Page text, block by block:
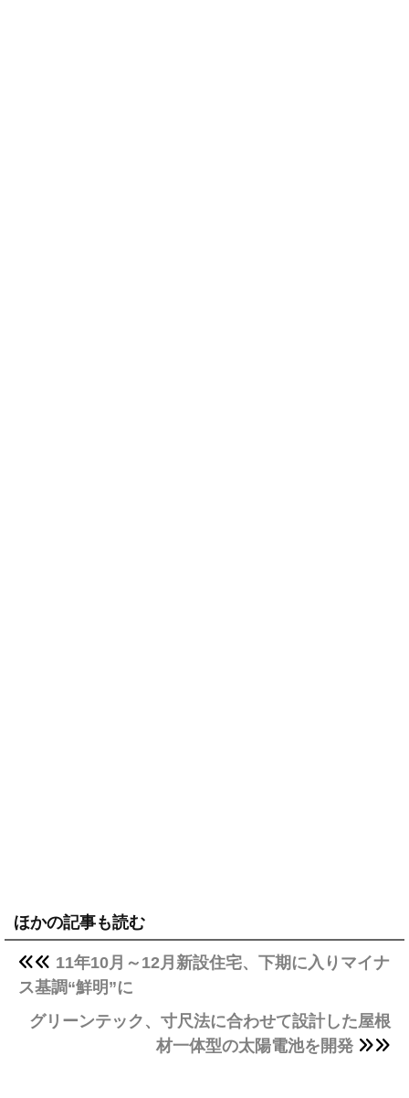
ほかの記事も読む
11年10月～12月新設住宅、下期に入りマイナ
ス基調“鮮明”に
グリーンテック、寸尺法に合わせて設計した屋根
材一体型の太陽電池を開発